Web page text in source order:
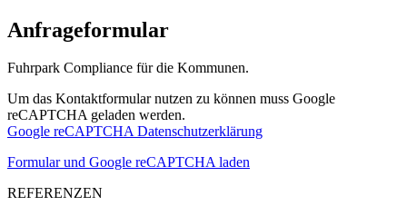
Anfrageformular
Fuhrpark Compliance für die Kommunen.
Um das Kontaktformular nutzen zu können muss Google
reCAPTCHA geladen werden.
Google reCAPTCHA Datenschutzerklärung
Formular und Google reCAPTCHA laden
REFERENZEN